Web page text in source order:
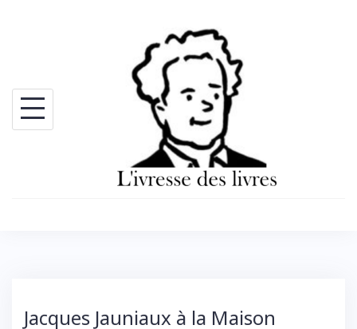
Jacques Jauniaux à la Maison